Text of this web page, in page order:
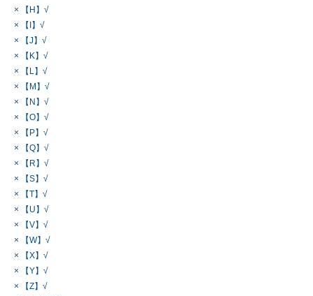
× 【H】√
× 【I】√
× 【J】√
× 【K】√
× 【L】√
× 【M】√
× 【N】√
× 【O】√
× 【P】√
× 【Q】√
× 【R】√
× 【S】√
× 【T】√
× 【U】√
× 【V】√
× 【W】√
× 【X】√
× 【Y】√
× 【Z】√